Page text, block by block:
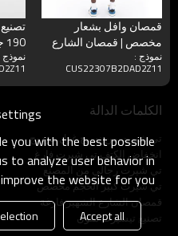
قمصان وافل بشعار
مخصص | قمصان الشارع
الشهير للرجال ثقيلة الوزن
280GSM
نموذج :
CUS22307B2DAD2Z11
داكنة
نموذج
الكلمات الدالة
تي شيرت من نسيج غزل مزدوج
انخفاض الكتف تي شيرت فارغ
تي شيرت رجالي من المصنع
تي شيرت كبير الحجم مخصص
قمصان الشارع الشهير فارغة
تصنيع تيشيرت ملون
you with the best possible
to analyze user behavior in
the website for you.
Accept all